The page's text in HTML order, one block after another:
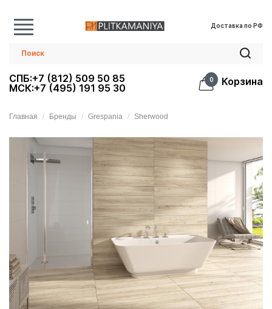
Доставка по РФ
СПБ:+7 (812) 509 50 85
МСК:+7 (495) 191 95 30
0 Корзина
Главная Бренды Grespania Sherwood